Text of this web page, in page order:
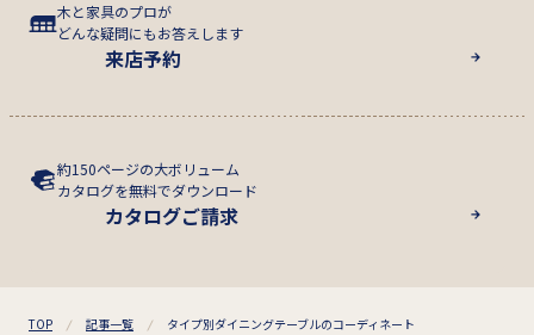
木と家具のプロが
どんな疑問にもお答えします
来店予約
約150ページの大ボリューム
カタログを無料でダウンロード
カタログご請求
TOP 記事一覧 タイプ別ダイニングテーブルのコーディネート